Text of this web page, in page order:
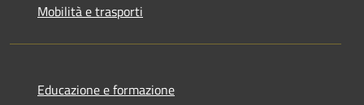
Mobilità e trasporti
Educazione e formazione